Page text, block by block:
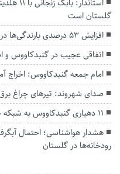
گلستان است
افزایش ۵۳ درصدی بارندگی‌ها در گلستان
اتفاقی عجیب در‌ گنبدکاووس و
امام جمعه گنبدکاووس: اخراج
صدای شهروند: تیرهای چراغ
۱۱ دهیاری گنبدکاووس به شبکه حفاظت مردمی منابع طبیعی پیوستند
هشدار هواشناسی؛ احتمال
رودخانه‌ها در گلستان